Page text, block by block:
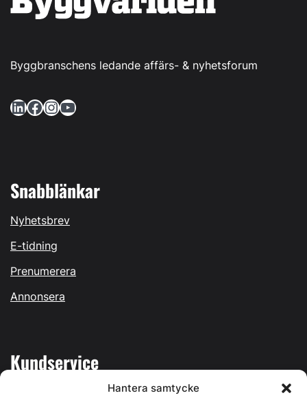
Hantera samtycke
Byggbranschens ledande affärs- & nyhetsforum
LinkedIn Facebook InstagramYouTube
Snabblänkar
Nyhetsbrev
E-tidning
Prenumerera
Annonsera
Kundservice